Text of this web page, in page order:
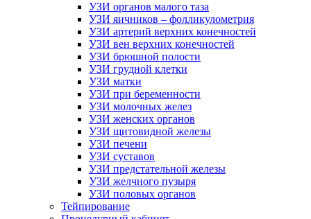
УЗИ органов малого таза
УЗИ яичников – фолликулометрия
УЗИ артерий верхних конечностей
УЗИ вен верхних конечностей
УЗИ брюшной полости
УЗИ грудной клетки
УЗИ матки
УЗИ при беременности
УЗИ молочных желез
УЗИ женских органов
УЗИ щитовидной железы
УЗИ печени
УЗИ суставов
УЗИ предстательной железы
УЗИ желчного пузыря
УЗИ половых органов
Тейпирование